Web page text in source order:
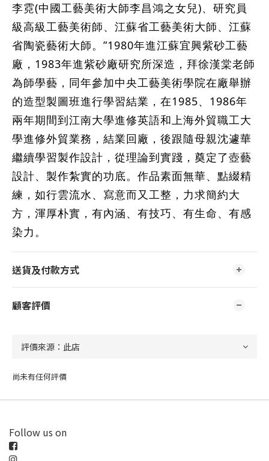
李霓(中國工藝美術大師李昌鴻之女兒)、研究員
級高級工藝美術師、江蘇省工藝美術大師、江蘇
省陶瓷藝術大師。”1980年進江蘇宜興紫砂工藝
廠，1983年進紫砂廠研究所深造，拜徐漢棠老師
為師學藝，同年參加中央工藝美術學院在廠舉辦
的造型製圖班進行學習結業，在1985、1986年
兩年期間到江南大學進修英語和上海外貿職工大
學進修外貿業務，結業回廠，後跟隨母親沈遽華
繼續學習製作設計，從理論到實踐，奠定了壺藝
設計、製作紮實的功底。作品素面無華、點綴精
練，如行雲流水、寫意而又工整，力求簡約大
方，渾厚朴實，有內涵、有技巧、有生命、有感
染力。
送貨及付款方式
顧客評價
尚未有任何評價
Follow us on